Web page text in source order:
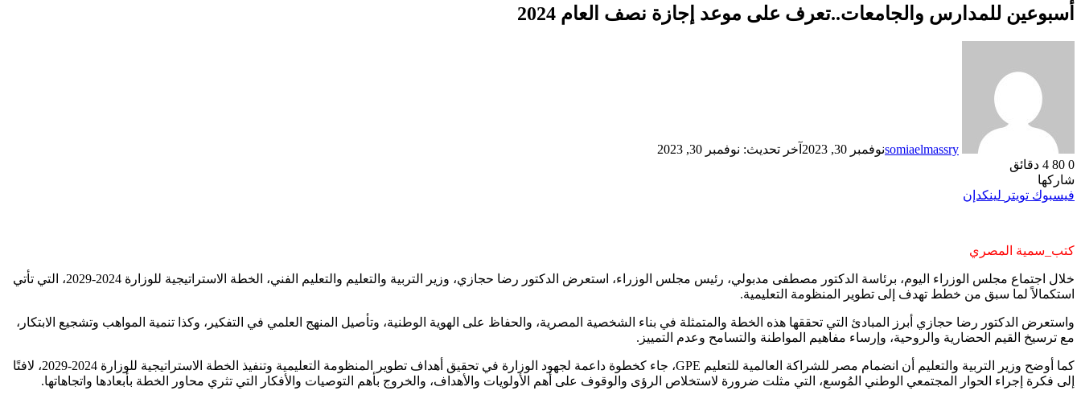
أسبوعين للمدارس والجامعات..تعرف على موعد إجازة نصف العام 2024
somiaelmassryنوفمبر 30, 2023
آخر تحديث: نوفمبر 30, 2023
0
4 دقائق
شاركها
فيسبوك تويتر لينكدإن
كتب_سمية المصري
خلال اجتماع مجلس الوزراء اليوم، برئاسة الدكتور مصطفى مدبولي، رئيس مجلس الوزراء، استعرض الدكتور رضا حجازي، وزير التربية والتعليم والتعليم الفني، الخطة الاستراتيجية للوزارة 2024-2029، التي تأتي
استكمالاً لما سبق من خطط تهدف إلى تطوير المنظومة التعليمية.
واستعرض الدكتور رضا حجازي أبرز المبادئ التي تحققها هذه الخطة والمتمثلة في بناء الشخصية المصرية، والحفاظ على الهوية الوطنية، وتأصيل المنهج العلمي في التفكير، وكذا تنمية المواهب وتشجيع الابتكار،
مع ترسيخ القيم الحضارية والروحية، وإرساء مفاهيم المواطنة والتسامح وعدم التمييز.
كما أوضح وزير التربية والتعليم أن انضمام مصر للشراكة العالمية للتعليم GPE، جاء كخطوة داعمة لجهود الوزارة في تحقيق أهداف تطوير المنظومة التعليمية وتنفيذ الخطة الاستراتيجية للوزارة 2024-2029، لافتًا
إلى فكرة إجراء الحوار المجتمعي الوطني المُوسع، التي مثلت ضرورة لاستخلاص الرؤى والوقوف على أهم الأولويات والأهداف، والخروج بأهم التوصيات والأفكار التي تثري محاور الخطة بأبعادها واتجاهاتها.